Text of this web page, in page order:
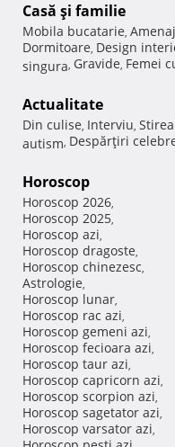
Casă şi familie
Mobila bucatarie,
Dormitoare, Design
singura, Gravide, Femei
Actualitate
Din culise, Interviu,
autism, Despărţiri
Horoscop
Horoscop 2026,
Horoscop 2025,
Horoscop azi,
Horoscop dragoste,
Horoscop chinezesc,
Astrologie,
Horoscop lunar,
Horoscop rac azi,
Horoscop gemeni azi,
Horoscop fecioara azi,
Horoscop taur azi,
Horoscop capricorn azi,
Horoscop scorpion azi,
Horoscop sagetator azi,
Horoscop varsator azi,